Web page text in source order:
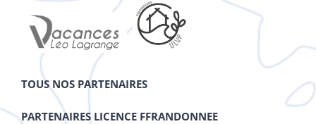
TOUS NOS PARTENAIRES
PARTENAIRES LICENCE FFRANDONNEE